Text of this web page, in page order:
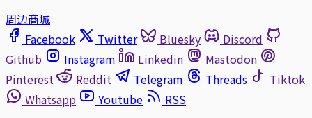
周边商城
Facebook
Twitter Bluesky
Discord
Github
Instagram Linkedin
Mastodon
Pinterest
Reddit Telegram Threads
Tiktok
Whatsapp
Youtube
RSS